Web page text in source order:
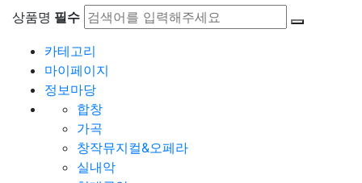
상품명 필수
카테고리
마이페이지
정보마당
합창
가곡
창작뮤지컬&오페라
실내악